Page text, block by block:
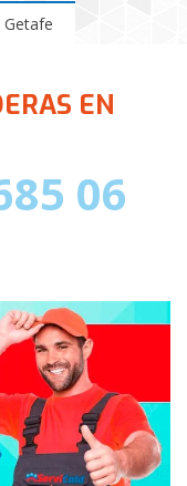
Getafe
EN
06